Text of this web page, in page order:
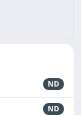
ND
ND